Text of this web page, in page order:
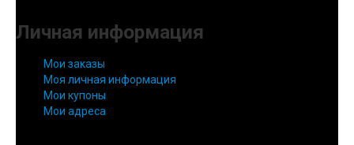
Личная информация
Мои заказы
Моя личная информация
Мои купоны
Мои адреса